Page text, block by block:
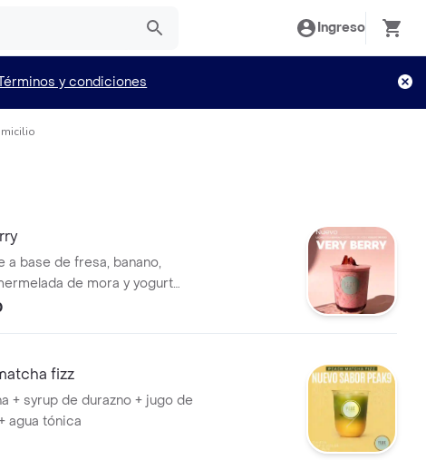
Ingreso
y condiciones
a base de fresa, banano,
de mora y yogurt
fizz
+ syrup de durazno + jugo de
agua tónica